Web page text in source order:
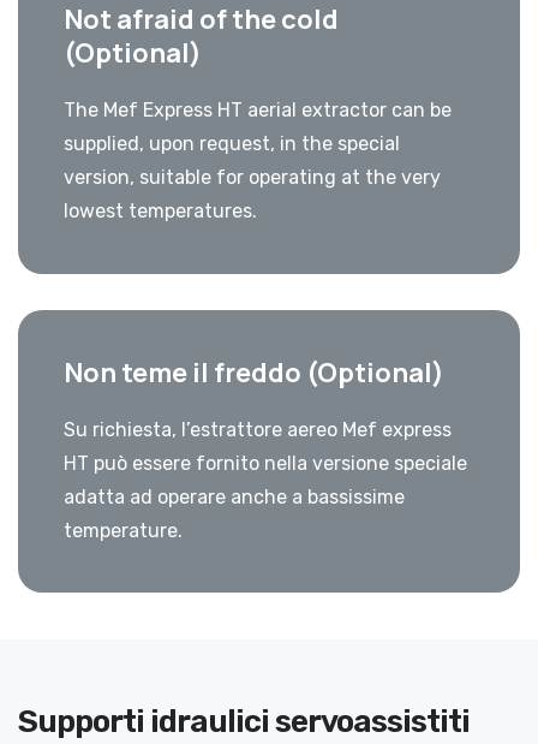
Not afraid of the cold
(Optional)
The Mef Express HT aerial extractor can be
supplied, upon request, in the special
version, suitable for operating at the very
lowest temperatures.
Non teme il freddo (Optional)
Su richiesta, l’estrattore aereo Mef express
HT può essere fornito nella versione speciale
adatta ad operare anche a bassissime
temperature.
Supporti idraulici servoassistiti